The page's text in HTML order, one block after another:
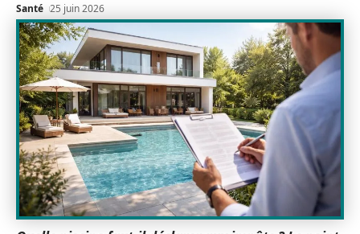
Santé 25 juin 2026